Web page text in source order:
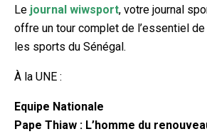
Le journal wiwsport, votre journal
offre un tour complet de l’essentiel de
les sports du Sénégal.
À la UNE :
Equipe Nationale
Pape Thiaw : L’homme du